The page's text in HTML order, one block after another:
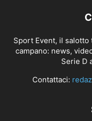
Sport Event, il
campano: news,
Serie D
Contattaci: